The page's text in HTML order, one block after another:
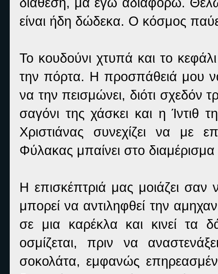
είναι ήδη δώδεκα. Ο κόσμος
Το κουδούνι χτυπά και το κεφάλι
την πόρτα. Η προσπάθειά μου
να την πεισμώνει, διότι σχεδόν
σαγόνι της χάσκει και η Ίντιθ
Χριστιάνας συνεχίζει να με
Φύλακας μπαίνει στο διαμέρισμα
Η επισκέπτριά μας μοιάζει
μπορεί να αντιληφθεί την
σε μια καρέκλα και κινεί τα
οσμίζεται, πριν να
σοκολάτα, εμφανώς